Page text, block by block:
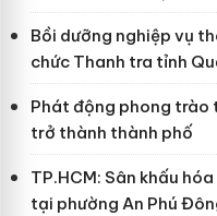
Bồi dưỡng nghiệp vụ
chức Thanh tra tỉnh
Phát động phong trào
trở thành thành phố
TP.HCM: Sân khấu
tại phường An Phú